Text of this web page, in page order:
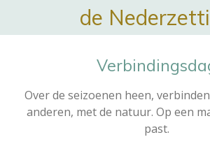
de
Over de seizoenen heen,
anderen, met de natuur. Op een
past.